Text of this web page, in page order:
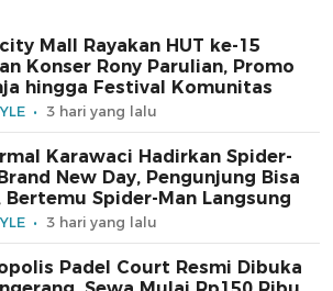
Mall Rayakan HUT ke-15
Konser Rony Parulian, Promo
hingga Festival Komunitas
3 hari yang lalu
Karawaci Hadirkan Spider-
New Day, Pengunjung Bisa
Bertemu Spider-Man Langsung
3 hari yang lalu
Padel Court Resmi Dibuka